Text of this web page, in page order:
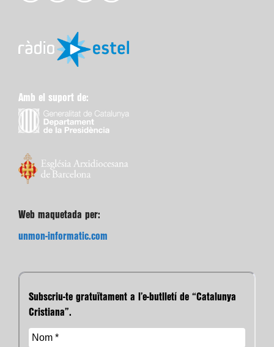
Amb el suport de:
Web maquetada per:
unmon-informatic.com
Subscriu-te gratuïtament a l’e-butlletí de “Catalunya
Cristiana”.